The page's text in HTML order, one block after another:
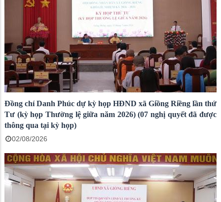
Đồng chí Danh Phúc dự kỳ họp HĐND xã Giồng Riềng lần thứ
Tư (kỳ họp Thường lệ giữa năm 2026) (07 nghị quyết đã được
thông qua tại kỳ họp)
02/08/2026